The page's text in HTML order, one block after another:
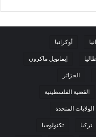
أوكرانيا
إيمانويل ماكرون
الجزائر
القضية الفلسطينية
الولايات المتحدة
تركيا تكنولوجيا